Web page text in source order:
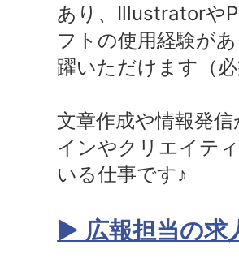
あり、Illustratorや
フトの使用経験が
躍いただけます（
文章作成や情報発
インやクリエイテ
いる仕事です♪
▶ 広報担当の求